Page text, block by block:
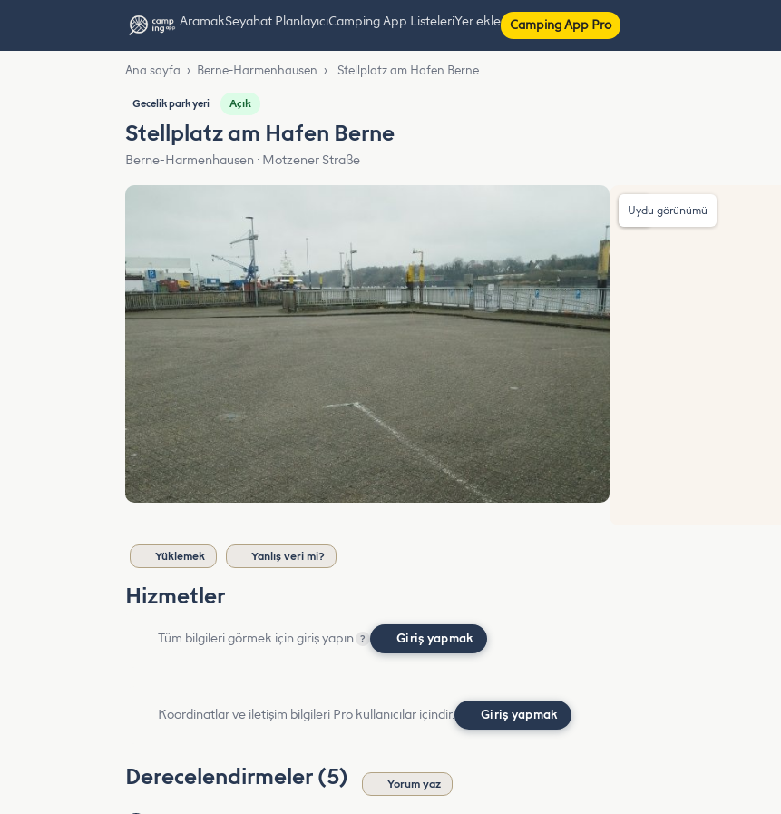
AramakSeyahat PlanlayıcıCamping App ListeleriYer ekle Camping App Pro
Ana sayfa › Berne-Harmenhausen › Stellplatz am Hafen Berne
Gecelik park yeri Açık
Stellplatz am Hafen Berne
Berne-Harmenhausen · Motzener Straße
Uydu görünümü
Yüklemek Yanlış veri mi?
Hizmetler
Tüm bilgileri görmek için giriş yapın ? Giriş yapmak
Koordinatlar ve iletişim bilgileri Pro kullanıcılar içindir. Giriş yapmak
Derecelendirmeler (5) Yorum yaz